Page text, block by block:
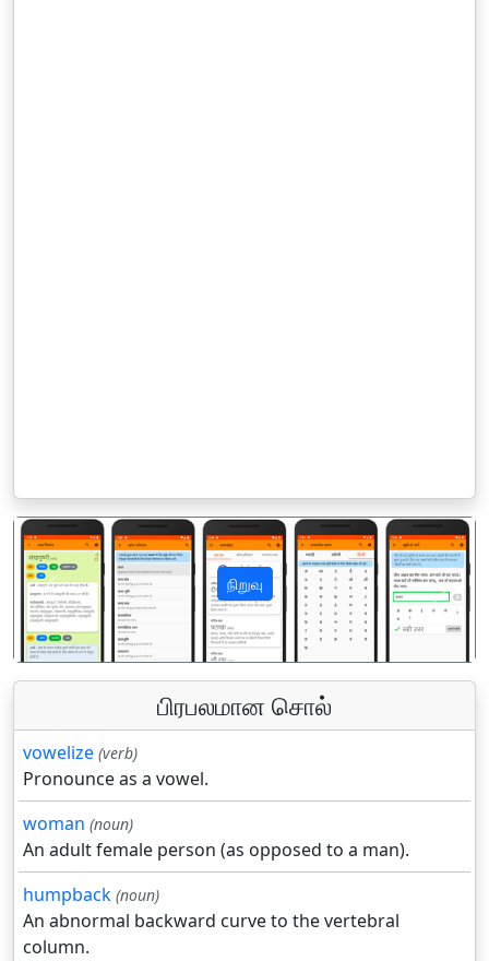
நிறுவு
पिछला अगला
பிரபலமான சொல்
vowelize (verb)
Pronounce as a vowel.
woman (noun)
An adult female person (as opposed to a man).
humpback (noun)
An abnormal backward curve to the vertebral
column.